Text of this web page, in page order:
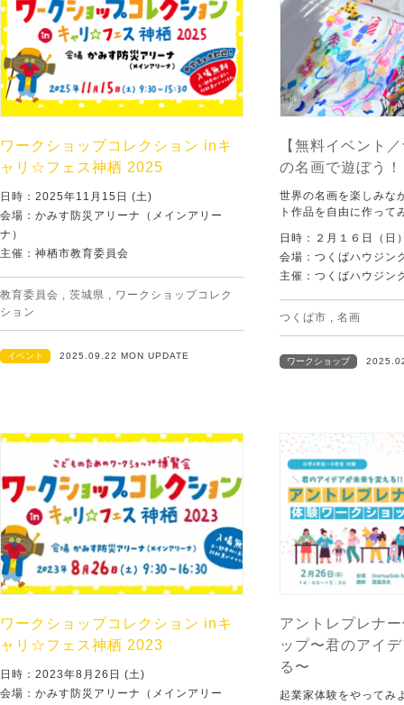
ワークショップコレクション inキ
ャリ☆フェス神栖 2025
日時：2025年11月15日 (土)
会場：かみす防災アリーナ（メインアリー
ナ）
主催：神栖市教育委員会
教育委員会 , 茨城県 , ワークショップコレク
ション
イベント 2025.09.22 MON UPDATE
【無料イベント
の名画で遊ぼう！
世界の名画を楽しみな
ト作品を自由に作って
日時：２月１６日（日
会場：つくばハウジン
主催：つくばハウジン
つくば市 , 名画
ワークショップ
ワークショップコレクション inキ
ャリ☆フェス神栖 2023
日時：2023年8月26日 (土)
会場：かみす防災アリーナ（メインアリー
アントレプレナ
ップ〜君のアイ
る〜
起業家体験をやってみ